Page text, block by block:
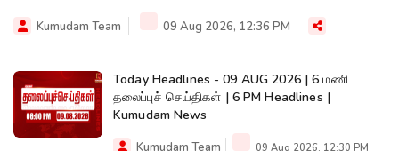
Kumudam Team 09 Aug 2026, 12:36 PM
Today Headlines - 09 AUG 2026 | 6 மணி
தலைப்புச் செய்திகள் | 6 PM Headlines |
Kumudam News
Kumudam Team 09 Aug 2026, 12:30 PM